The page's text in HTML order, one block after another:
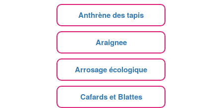
Anthrène des tapis
Araignee
Arrosage écologique
Cafards et Blattes